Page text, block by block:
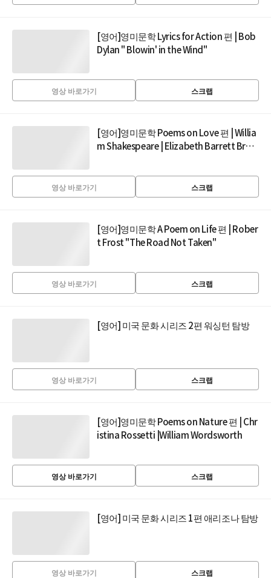
[영어]영미문학 Lyrics for Action 편 | Bob
Dylan " Blowin' in the Wind"
영상 바로가기 스크랩
[영어]영미문학 Poems on Love 편 | Willia
m Shakespeare | Elizabeth Barrett Brow
영상 바로가기 스크랩
[영어]영미문학 A Poem on Life 편 | Rober
t Frost "The Road Not Taken"
영상 바로가기 스크랩
[영어] 미국 문화 시리즈 2편 워싱턴 탐방
영상 바로가기 스크랩
[영어]영미문학 Poems on Nature 편 | Chr
istina Rossetti |William Wordsworth
영상 바로가기 스크랩
[영어] 미국 문화 시리즈 1편 애리조나 탐방
영상 바로가기 스크랩